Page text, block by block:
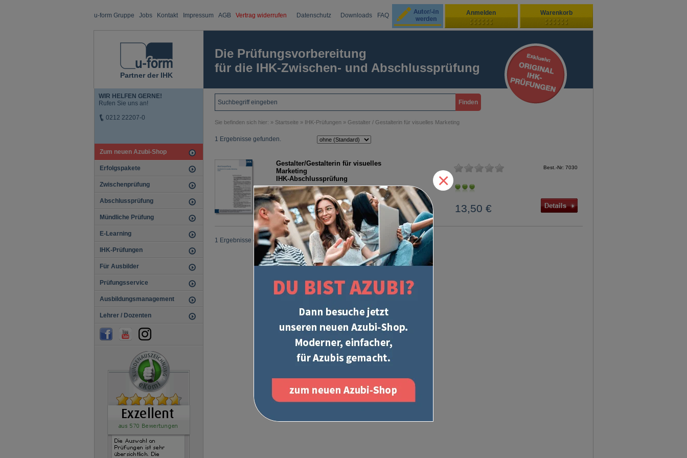
u-form Gruppe Jobs Kontakt Impressum AGB Vertrag widerrufen Datenschutz Downloads FAQ Anmelden Warenkorb
Ihr Warenkorb ist leer
Sie sind Neukunde?
Partner der IHK
Die Prüfungsvorbereitung
für die IHK-Zwischen- und Abschlussprüfung
WIR HELFEN GERNE!
Rufen Sie uns an!
0212 22207-0
Zum neuen Azubi-Shop
Erfolgspakete
Zwischenprüfung
Abschlussprüfung
Mündliche Prüfung
E-Learning
IHK-Prüfungen
Für Ausbilder
Prüfungsservice
Ausbildungsmanagement
Lehrer / Dozenten
Sie befinden sich hier: » Startseite » IHK-Prüfungen » Gestalter / Gestalterin für visuelles Marketing
1 Ergebnisse gefunden.
Gestalter/Gestalterin für visuelles
Marketing
IHK-Abschlussprüfung
13,50 €
Best.-Nr: 7030
1 Ergebnisse gefunden
×